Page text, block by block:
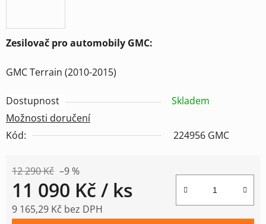
Zesilovač pro automobily GMC:
GMC Terrain (2010-2015)
Dostupnost
Skladem
Možnosti doručení
Kód:
224956 GMC
12 290 Kč –9 %
11 090 Kč / ks
9 165,29 Kč bez DPH